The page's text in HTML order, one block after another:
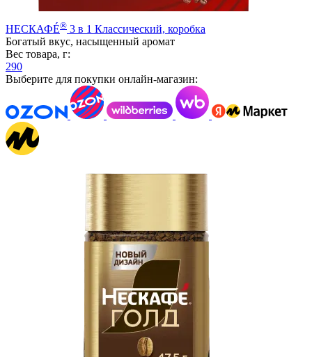
НЕСКАФÉ® 3 в 1 Классический, коробка
Богатый вкус, насыщенный аромат
Вес товара, г:
290
Выберите для покупки онлайн-магазин: